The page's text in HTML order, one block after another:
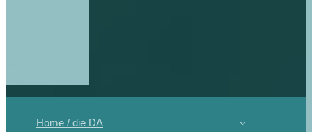
Home / die DA